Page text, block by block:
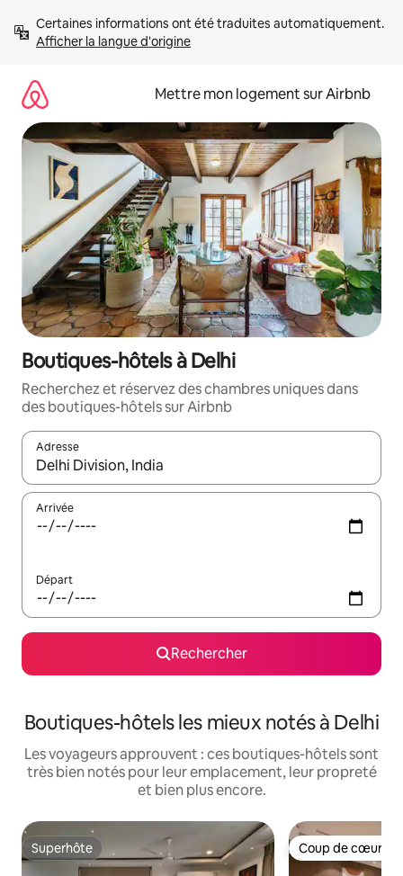
directement
Afficher la langue d'origine
Mettre mon logement sur Airbnb
Boutiques-hôtels à Delhi
Recherchez et réservez des chambres uniques dans
des boutiques-hôtels sur Airbnb
Adresse
Lorsque les résultats s'affichent, utilisez les flèches vers le
Arrivée
Départ
Rechercher
Boutiques-hôtels les mieux notés à Delhi
Les voyageurs approuvent : ces boutiques-hôtels sont
très bien notés pour leur emplacement, leur propreté
et bien plus encore.
Superhôte
Superhôte Coup de cœur
Coup de cœur